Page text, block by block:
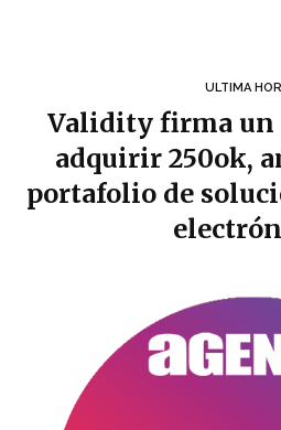
ULTIMA
Validity firma un
adquirir 250ok,
portafolio de